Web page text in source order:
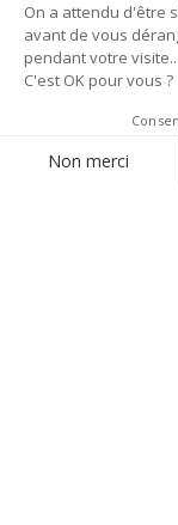
En savoir plus
Nos conseillers
35 36 36
du lundi au vendredi
Suivez notre actualité